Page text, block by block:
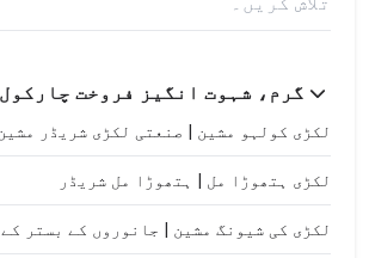
گرم، شہوت انگیز فروخت
لکڑی کولہو مشین | صنعتی لکڑی شریڈر
لکڑی ہتھوڑا مل | ہتھوڑا مل شریڈر
لکڑی کی شیونگ مشین | جانوروں کے بستر کے